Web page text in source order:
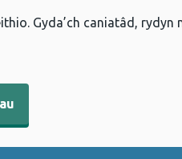
Gyda’ch caniatâd,